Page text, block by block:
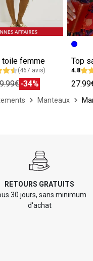
toile femme
(467 avis)
-34%
4.8
Manteaux
RETOURS GRATUITS
30 jours, sans minimum
d'achat